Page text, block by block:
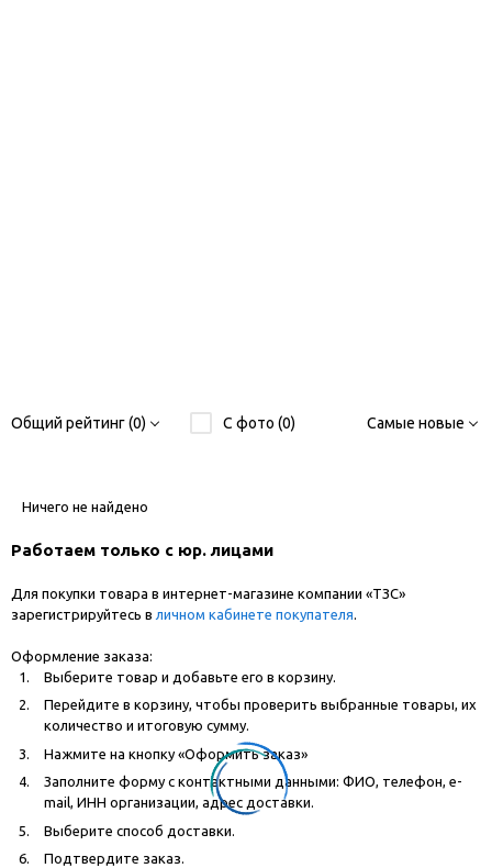
Общий рейтинг (0) С фото (0) Самые новые
Ничего не найдено
Работаем только с юр. лицами
Для покупки товара в интернет-магазине компании «ТЗС»
зарегистрируйтесь в личном кабинете покупателя
Оформление заказа:
Выберите товар и добавьте его в корзину.
Перейдите в корзину, чтобы проверить выбранные товары, их
количество и итоговую сумму.
Нажмите на кнопку «Оформить заказ»
Заполните форму с контактными данными: ФИО, телефон, e-
mail, ИНН организации, адрес доставки.
Выберите способ доставки.
Подтвердите заказ.